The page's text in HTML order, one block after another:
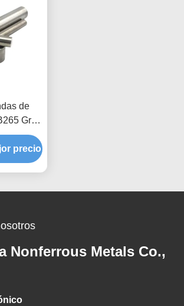
de
Gr2
precio
Nonferrous Metals Co.,